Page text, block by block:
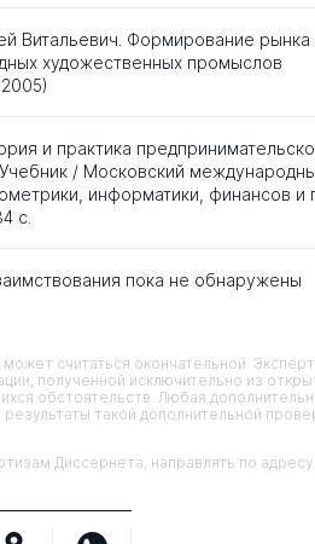
Витальевич. Формирование рынка
художественных промыслов
и практика
/ Московский
информатики, финансов и
с.
пока не обнаружены
считаться окончательной.
полученной исключительно из
обстоятельств. Любая
такой дополнительной
Диссернета, направлять по